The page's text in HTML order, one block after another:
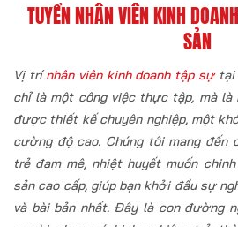
TUYỂNNHÂN VIÊN KINH
SẢN
Vị trínhân viên kinh doanh tập sự tại
chỉ là một công việc thực tập, mà là
được thiết kế chuyên nghiệp, một
cường độ cao. Chúng tôi mang đến
trẻ đam mê, nhiệt huyết muốn
sản cao cấp, giúp bạn khởi đầu sự
và bài bản nhất. Đây là con đường